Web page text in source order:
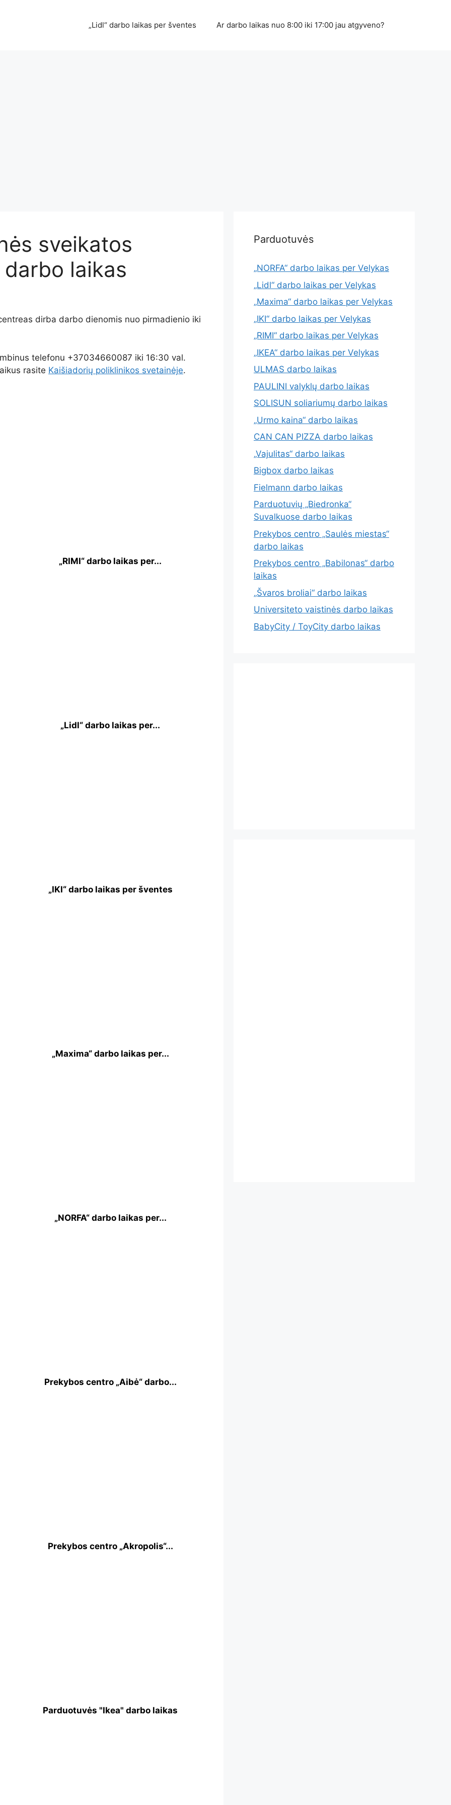
„Lidl“ darbo laikas per šventes Ar darbo laikas nuo 8:00 iki 17:00 jau atgyveno?
sveikatos
laikas
dirba darbo dienomis nuo pirmadienio iki
telefonu +37034660087 iki 16:30 val.
rasite Kaišiadorių poliklinikos svetainėje.
„RIMI“ darbo laikas per...
„Lidl“ darbo laikas per...
„IKI“ darbo laikas per šventes
„Maxima“ darbo laikas per...
„NORFA“ darbo laikas per...
Prekybos centro „Aibė“ darbo...
Prekybos centro „Akropolis“...
Parduotuvės "Ikea" darbo laikas
Parduotuvės
„NORFA“ darbo laikas per Velykas
„Lidl“ darbo laikas per Velykas
„Maxima“ darbo laikas per Velykas
„IKI“ darbo laikas per Velykas
„RIMI“ darbo laikas per Velykas
„IKEA“ darbo laikas per Velykas
ULMAS darbo laikas
PAULINI valyklų darbo laikas
SOLISUN soliariumų darbo laikas
„Urmo kaina“ darbo laikas
CAN CAN PIZZA darbo laikas
„Vajulitas“ darbo laikas
Bigbox darbo laikas
Fielmann darbo laikas
Parduotuvių „Biedronka“
Suvalkuose darbo laikas
Prekybos centro „Saulės miestas“
darbo laikas
Prekybos centro „Babilonas“ darbo
laikas
„Švaros broliai“ darbo laikas
Universiteto vaistinės darbo laikas
BabyCity / ToyCity darbo laikas